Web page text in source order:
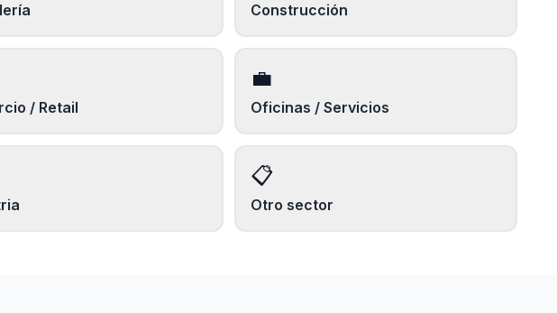
Construcción
/ Retail
💼
Oficinas / Servicios
📋
Otro sector